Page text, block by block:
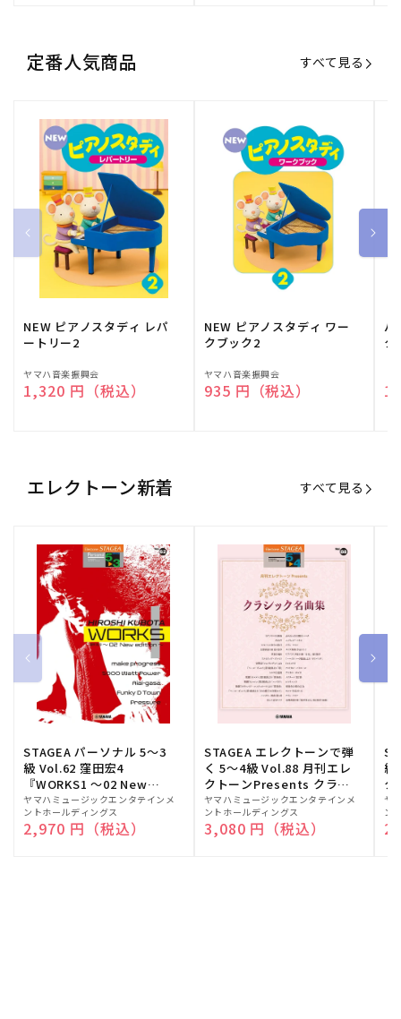
定番人気商品 すべて見る
NEW ピアノスタディ レパ
ートリー2
販
売
ヤマハ音楽振興会
通常価格
1,320 円（税込）
NEW ピアノスタディ ワー
クブック2
販
売
ヤマハ音楽振興会
通常価格
935 円（税込）
バ
ク
売
エレクトーン新着 すべて見る
STAGEA パーソナル 5～3
級 Vol.62 窪田宏4
『WORKS1 ～02 New
edition～』
販
売
元:
ヤマハミュージックエンタテインメ
ントホールディングス
通常価格
2,970 円（税込）
STAGEA エレクトーンで弾
く 5～4級 Vol.88 月刊エレ
クトーンPresents クラシ
ック名曲集
販
売
元:
ヤマハミュージックエンタテインメ
ントホールディングス
通常価格
3,080 円（税込）
級
ク
販
売
元:
ヤ
ン